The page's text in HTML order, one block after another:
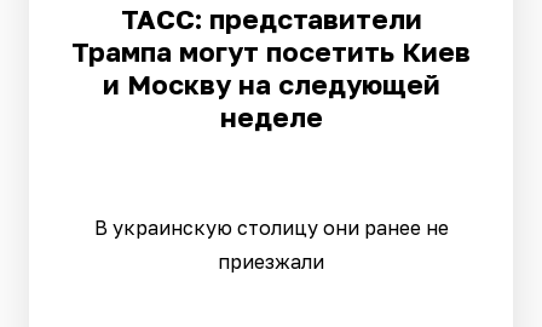
ТАСС: представители
Трампа могут посетить Киев
и Москву на следующей
неделе
В украинскую столицу они ранее не
приезжали